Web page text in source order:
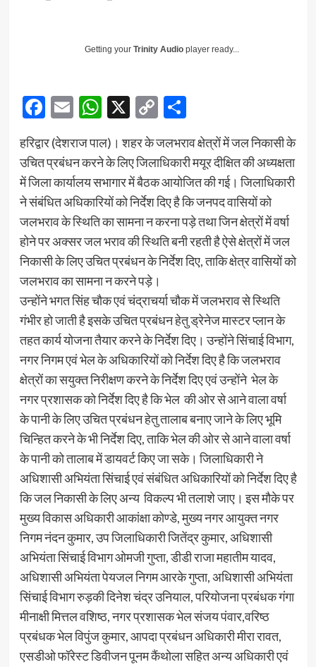
Getting your Trinity Audioplayer ready...
Facebook
EmailWhatsApp
X CopyShare
हरिद्वार (देशराज पाल)। शहर के जलभराव क्षेत्रों में जल निकासी के
उचित प्रबंधन करने के लिए जिलाधिकारी मयूर दीक्षित की अध्यक्षता
में जिला कार्यालय सभागार में बैठक आयोजित की गई। जिलाधिकारी
ने संबंधित अधिकारियों को निर्देश दिए है कि जनपद वासियों को
जलभराव के स्थिति का सामना न करना पड़े तथा जिन क्षेत्रों में वर्षा
होने पर अक्सर जल भराव की स्थिति बनी रहती है ऐसे क्षेत्रों में जल
निकासी के लिए उचित प्रबंधन के निर्देश दिए, ताकि क्षेत्र वासियों को
जलभराव का सामना न करने पड़े।
उन्होंने भगत सिंह चौक एवं चंद्राचर्या चौक में जलभराव से स्थिति
गंभीर हो जाती है इसके उचित प्रबंधन हेतु ड्रेनेज मास्टर प्लान के
तहत कार्य योजना तैयार करने के निर्देश दिए। उन्होंने सिंचाई विभाग,
नगर निगम एवं भेल के अधिकारियों को निर्देश दिए है कि जलभराव
क्षेत्रों का सयुक्त निरीक्षण करने के निर्देश दिए एवं उन्होंने भेल के
नगर प्रशासक को निर्देश दिए है कि भेल की ओर से आने वाला वर्षा
के पानी के लिए उचित प्रबंधन हेतु तालाब बनाए जाने के लिए भूमि
चिन्हित करने के भी निर्देश दिए, ताकि भेल की ओर से आने वाला वर्षा
के पानी को तालाब में डायवर्ट किए जा सके। जिलाधिकारी ने
अधिशासी अभियंता सिंचाई एवं संबंधित अधिकारियों को निर्देश दिए है
कि जल निकासी के लिए अन्य विकल्प भी तलाशे जाए। इस मौके पर
मुख्य विकास अधिकारी आकांक्षा कोण्डे, मुख्य नगर आयुक्त नगर
निगम नंदन कुमार, उप जिलाधिकारी जितेंद्र कुमार, अधिशासी
अभियंता सिंचाई विभाग ओमजी गुप्ता, डीडी राजा महातीम यादव,
अधिशासी अभियंता पेयजल निगम आरके गुप्ता, अधिशासी अभियंता
सिंचाई विभाग रुड़की दिनेश चंद्र उनियाल, परियोजना प्रबंधक गंगा
मीनाक्षी मित्तल वशिष्ठ, नगर प्रशासक भेल संजय पंवार,वरिष्ठ
प्रबंधक भेल विपुंज कुमार, आपदा प्रबंधन अधिकारी मीरा रावत,
एसडीओ फॉरेस्ट डिवीजन पूनम कैंथोला सहित अन्य अधिकारी एवं